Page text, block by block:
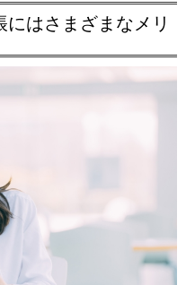
はさまざまなメリ